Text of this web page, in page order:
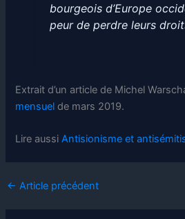
bourgeois d’Europe
peur de perdre leurs
Extrait d’un article de Michel
mensuel de mars 2019.
Lire aussiAntisionisme et
← Article précédent